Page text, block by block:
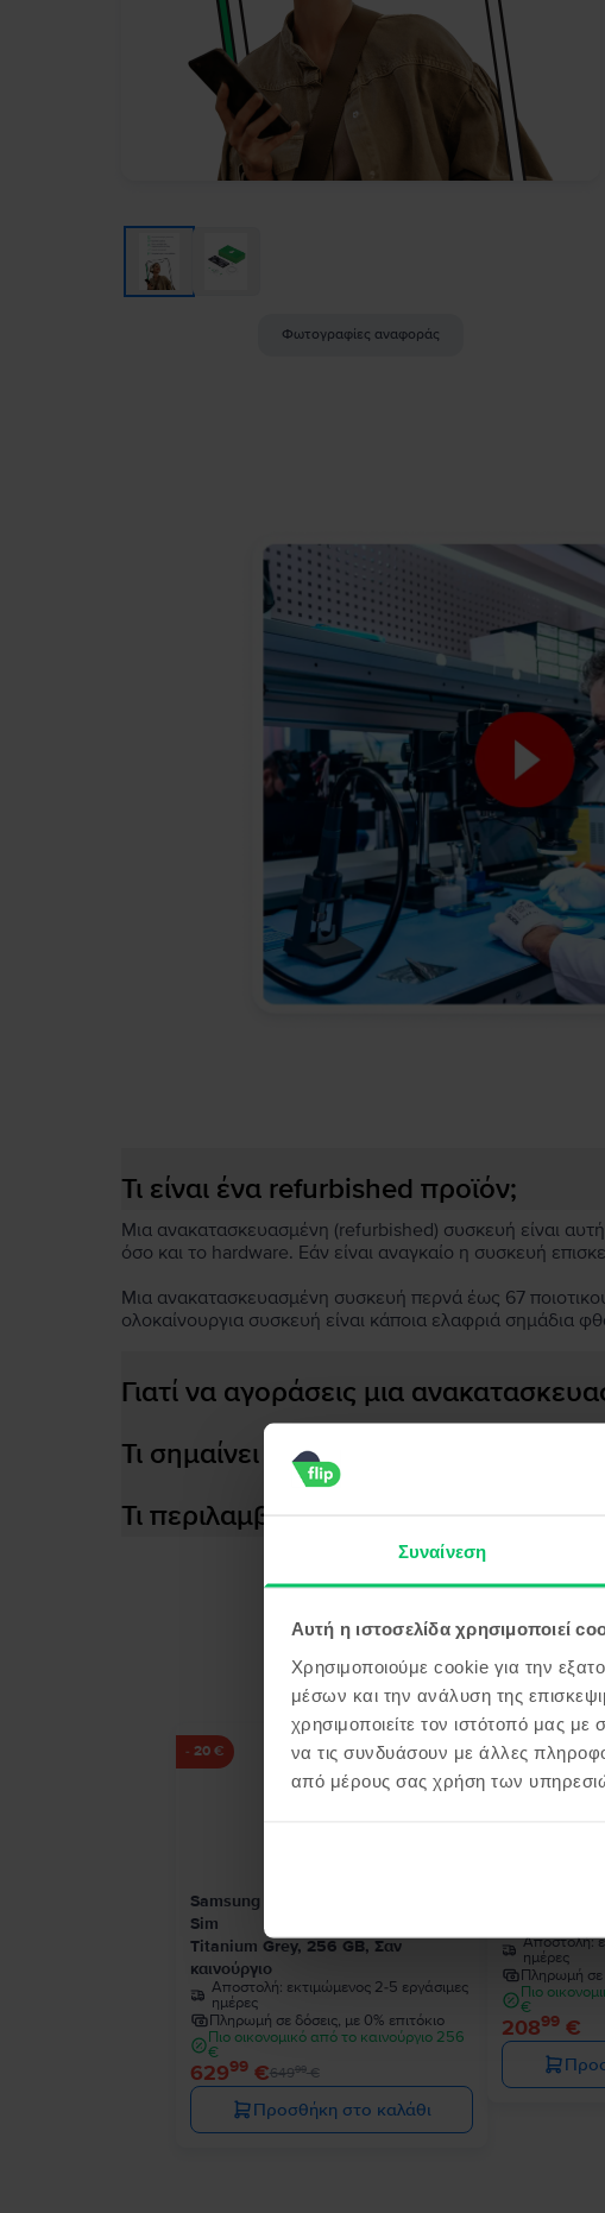
Συναίνεση
Αυτή η ιστοσελίδα χρησιμοποιεί
Χρησιμοποιούμε cookie για την
μέσων και την ανάλυση της
χρησιμοποιείτε τον ιστότοπό μας
να τις συνδυάσουν με άλλες
από μέρους σας χρήση των
Φωτογραφίες αναφοράς
Τι είναι ένα refurbished προϊόν;
Μια ανακατασκευασμένη (refurbished) συσκευή είναι
όσο και το hardware. Εάν είναι αναγκαίο η συσκευή
Μια ανακατασκευασμένη συσκευή περνά έως 67
ολοκαίνουργια συσκευή είναι κάποια ελαφριά σημάδια
Γιατί να αγοράσεις μια
Τι σημαίνει αποδοτική μπαταρία;
Τι περιλαμβάνεται στο κουτί της
- 20 €
Samsung Galaxy S24 Ultra 5G Dual
Sim
Titanium Grey, 256 GB, Σαν
καινούργιο
Αποστολή: εκτιμώμενος 2-5 εργάσιμες
ημέρες
Πληρωμή σε δόσεις, με 0% επιτόκιο
Πιο οικονομικό από το καινούργιο 256
€
62999€64999€
Προσθήκη στο καλάθι
Samsung
Αποστολή:
ημέρες
Πληρωμή σε
Πιο
€
20899€